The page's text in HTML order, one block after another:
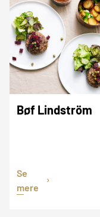
Bøf Lindström
Se
mere